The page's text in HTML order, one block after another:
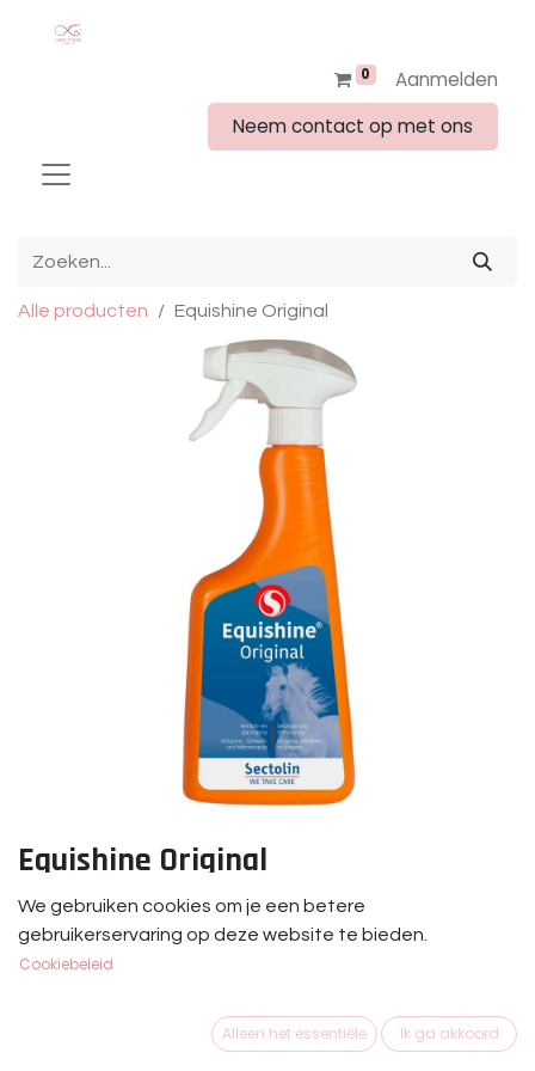
0
Aanmelden
Neem contact op met ons
Alle producten Equishine Original
Equishine Original
Equishine Original is een antiklit- en glansspray voor
paarden.
We gebruiken cookies om je een betere
gebruikerservaring op deze website te bieden.
Cookiebeleid
Alleen het essentiële Ik ga akkoord